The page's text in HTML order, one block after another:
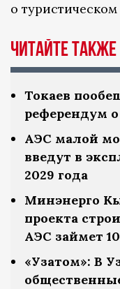
о
Читайте также
Токаев
референдум
АЭС малой
введут в
2029 года
Минэнерго
проекта
АЭС займет
«Узатом»: В